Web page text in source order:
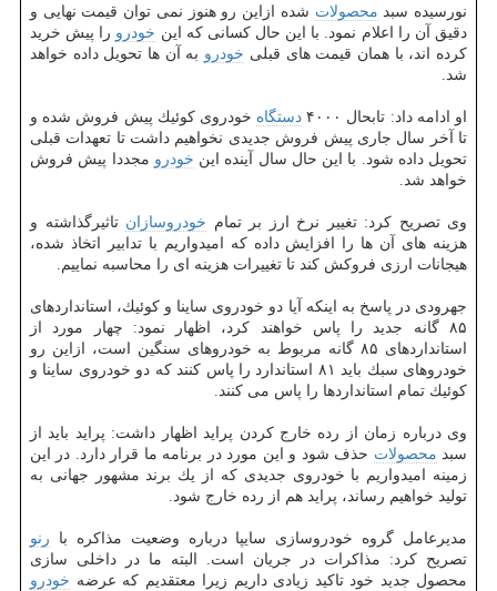
نورسیده سبد محصولات شده ازاین رو هنوز نمی توان قیمت نهایی و
دقیق آن را اعلام نمود. با این حال كسانی كه این خودرو را پیش خرید
كرده اند، با همان قیمت های قبلی خودرو به آن ها تحویل داده خواهد
شد.
او ادامه داد: تابحال ۴۰۰۰ دستگاه خودروی كوئیك پیش فروش شده و
تا آخر سال جاری پیش فروش جدیدی نخواهیم داشت تا تعهدات قبلی
تحویل داده شود. با این حال سال آینده این خودرو مجددا پیش فروش
خواهد شد.
وی تصریح كرد: تغییر نرخ ارز بر تمام خودروسازان تاثیرگذاشته و
هزینه های آن ها را افزایش داده كه امیدواریم با تدابیر اتخاذ شده،
هیجانات ارزی فروكش كند تا تغییرات هزینه ای را محاسبه نماییم.
جهرودی در پاسخ به اینكه آیا دو خودروی ساینا و كوئیك، استانداردهای
۸۵ گانه جدید را پاس خواهند كرد، اظهار نمود: چهار مورد از
استانداردهای ۸۵ گانه مربوط به خودروهای سنگین است، ازاین رو
خودروهای سبك باید ۸۱ استاندارد را پاس كنند كه دو خودروی ساینا و
كوئیك تمام استانداردها را پاس می كنند.
وی درباره زمان از رده خارج كردن پراید اظهار داشت: پراید باید از
سبد محصولات حذف شود و این مورد در برنامه ما قرار دارد. در این
زمینه امیدواریم با خودروی جدیدی كه از یك برند مشهور جهانی به
تولید خواهیم رساند، پراید هم از رده خارج شود.
مدیرعامل گروه خودروسازی سایپا درباره وضعیت مذاكره با رنو
تصریح كرد: مذاكرات در جریان است. البته ما در داخلی سازی
محصول جدید خود تاكید زیادی داریم زیرا معتقدیم كه عرضه خودرو